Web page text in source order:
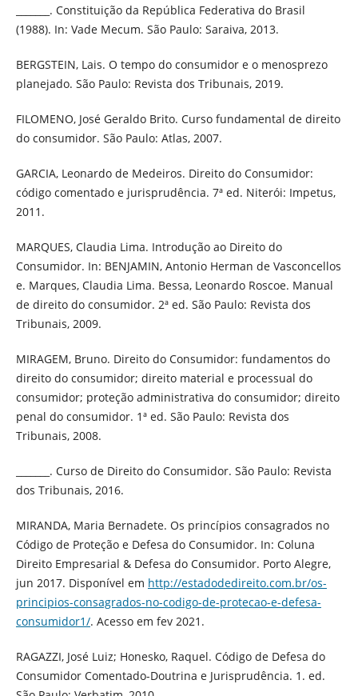
_______. Constituição da República Federativa do Brasil
(1988). In: Vade Mecum. São Paulo: Saraiva, 2013.
BERGSTEIN, Lais. O tempo do consumidor e o menosprezo
planejado. São Paulo: Revista dos Tribunais, 2019.
FILOMENO, José Geraldo Brito. Curso fundamental de direito
do consumidor. São Paulo: Atlas, 2007.
GARCIA, Leonardo de Medeiros. Direito do Consumidor:
código comentado e jurisprudência. 7ª ed. Niterói: Impetus,
2011.
MARQUES, Claudia Lima. Introdução ao Direito do
Consumidor. In: BENJAMIN, Antonio Herman de Vasconcellos
e. Marques, Claudia Lima. Bessa, Leonardo Roscoe. Manual
de direito do consumidor. 2ª ed. São Paulo: Revista dos
Tribunais, 2009.
MIRAGEM, Bruno. Direito do Consumidor: fundamentos do
direito do consumidor; direito material e processual do
consumidor; proteção administrativa do consumidor; direito
penal do consumidor. 1ª ed. São Paulo: Revista dos
Tribunais, 2008.
_______. Curso de Direito do Consumidor. São Paulo: Revista
dos Tribunais, 2016.
MIRANDA, Maria Bernadete. Os princípios consagrados no
Código de Proteção e Defesa do Consumidor. In: Coluna
Direito Empresarial & Defesa do Consumidor. Porto Alegre,
jun 2017. Disponível em http://estadodedireito.com.br/os-
principios-consagrados-no-codigo-de-protecao-e-defesa-
consumidor1/. Acesso em fev 2021.
RAGAZZI, José Luiz; Honesko, Raquel. Código de Defesa do
Consumidor Comentado-Doutrina e Jurisprudência. 1. ed.